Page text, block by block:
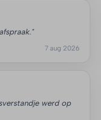
7 aug 2026
werd op